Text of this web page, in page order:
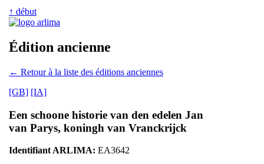
↑ début
Édition ancienne
← Retour à la liste des éditions anciennes
[GB] [IA]
Een schoone historie van den edelen Jan
van Parys, koningh van Vranckrijck
Identifiant ARLIMA: EA3642